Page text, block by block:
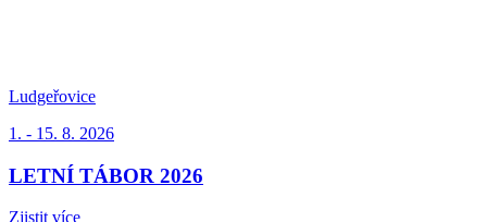
Ludgeřovice
1. - 15. 8. 2026
LETNÍ TÁBOR 2026
Zjistit více